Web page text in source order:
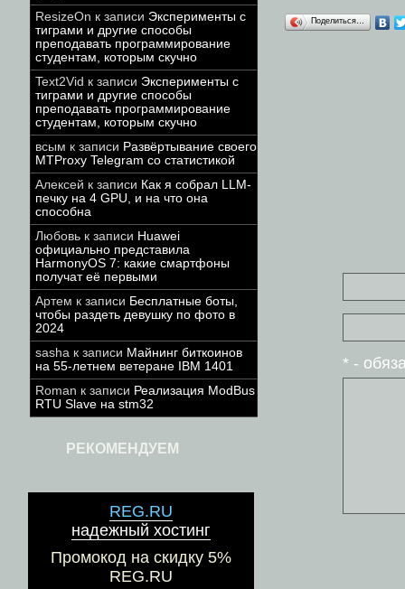
ResizeOn к записи Эксперименты с
тиграми и другие способы
преподавать программирование
студентам, которым скучно
Text2Vid к записи Эксперименты с
тиграми и другие способы
преподавать программирование
студентам, которым скучно
всым к записи Развёртывание своего
MTProxy Telegram со статистикой
Алексей к записи Как я собрал LLM-
печку на 4 GPU, и на что она
способна
Любовь к записи Huawei
официально представила
HarmonyOS 7: какие смартфоны
получат её первыми
Артем к записи Бесплатные боты,
чтобы раздеть девушку по фото в
2024
sasha к записи Майнинг биткоинов
на 55-летнем ветеране IBM 1401
Roman к записи Реализация ModBus
RTU Slave на stm32
РЕКОМЕНДУЕМ
REG.RU
надежный хостинг
Промокод на скидку 5%
REG.RU
Поделиться…
* -